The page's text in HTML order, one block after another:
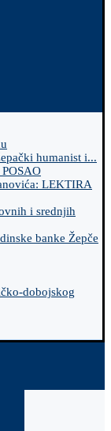
humanist i...
LEKTIRA
i srednjih
banke Žepče
dobojskog